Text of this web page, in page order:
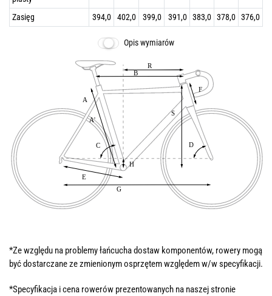
Zasięg 394,0 402,0 399,0 391,0 383,0 378,0 376,0
Opis wymiarów
*Ze względu na problemy łańcucha dostaw komponentów, rowery mogą
być dostarczane ze zmienionym osprzętem względem w/w specyfikacji.
*Specyfikacja i cena rowerów prezentowanych na naszej stronie